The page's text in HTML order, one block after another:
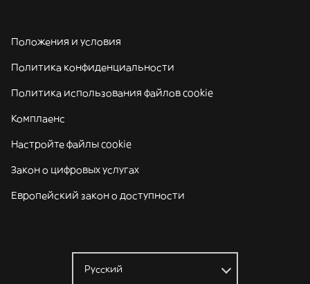
Положения и условия
Политика конфиденциальности
Политика использования файлов cookie
Комплаенс
Настройте файлы cookie
Закон о цифровых услугах
Европейский закон о доступности